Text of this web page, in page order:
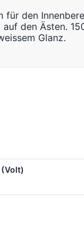
für den
den Ästen.
Glanz.